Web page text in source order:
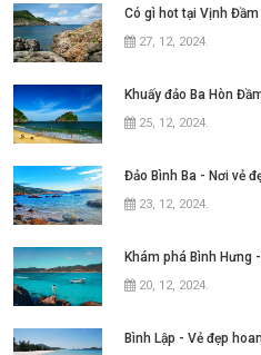
Có gì hot tại Vịnh
27, 12, 2024.
25, 12, 2024.
Đảo Bình Ba - Nơi vẻ
23, 12, 2024.
20, 12, 2024.